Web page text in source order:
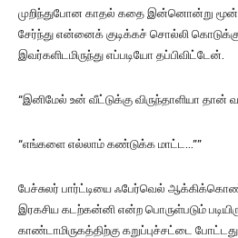
முறிந்துபோன காதல் கதை இன்னொன்று
சேர்ந்து என்னைக் குடிக்கச் சொல்லி
இவர்களிடமிருந்து எப்படியோ தப்பிவிட்டேன்.
“இனிமேல் உன் வீட்டுக்கு விருந்தாளியா தான் வர
“எங்களை எல்லாம் கண்டுக்க மாட்ட…””
பேச்சுலர் பார்ட்டியை ஃபேர்வெல்
இரகசிய கடற்கன்னி என்ற பொருள்படும்
காண்டாமிருகத்திற்கு கறுப்புச்சட்டை